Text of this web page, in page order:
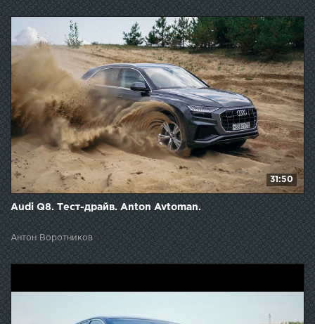
31:50
Audi Q8. Тест-драйв. Anton Avtoman.
Антон Воротников